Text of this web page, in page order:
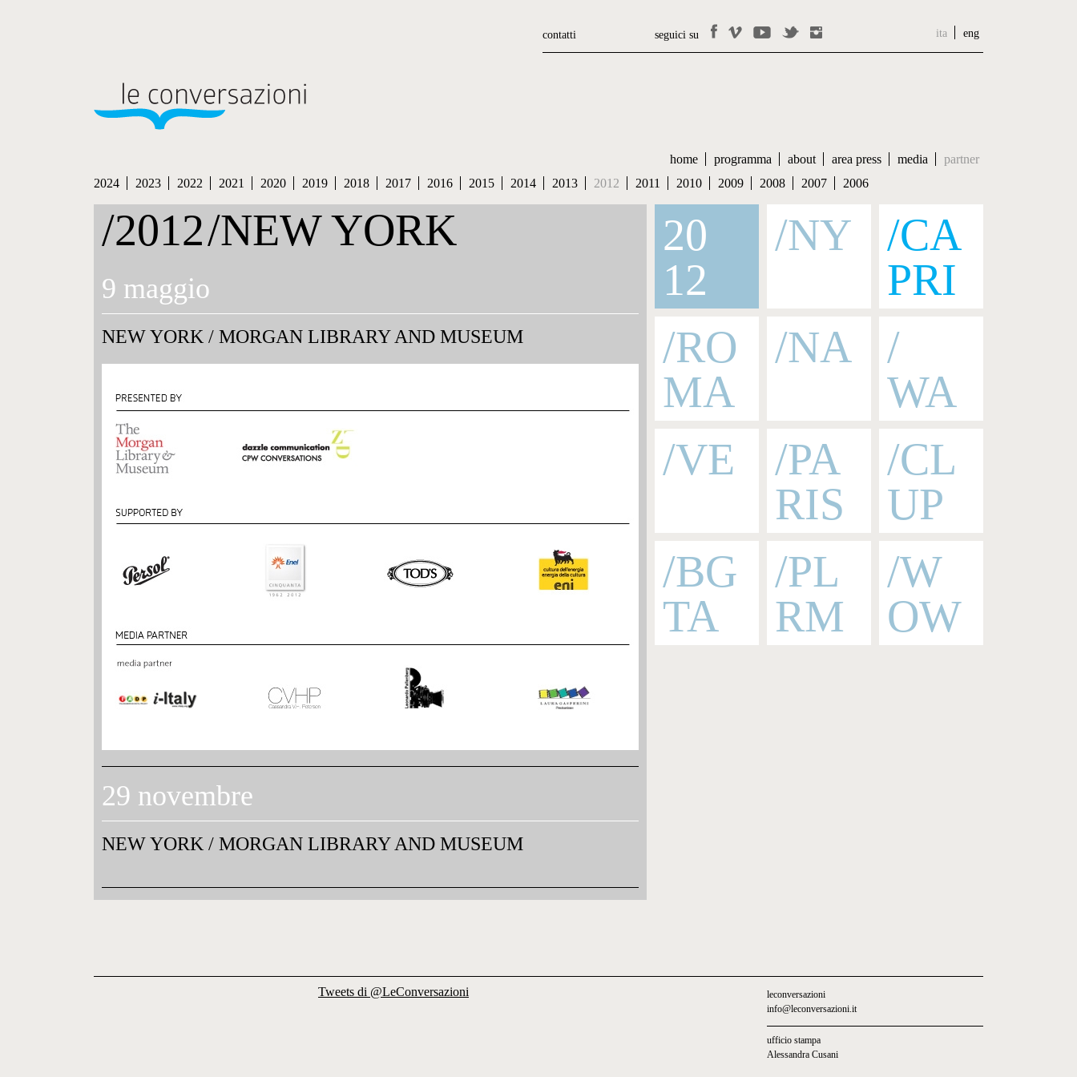
contatti seguici su ita eng
home programma about area press media
partner
2024
2023 2022 2021 2020 2019 2018 2017 2016 2015 2014 2013 2012 2011 2010 2009 2008 2007 2006
/2012/NEW YORK
9 maggio
NEW YORK / MORGAN LIBRARY AND MUSEUM
29 novembre
NEW YORK / MORGAN LIBRARY AND MUSEUM
20
12
/NY
/CA
PRI
/RO
MA
/NA
/
WA
/VE
/PA
RIS
/CL
UP
/BG
TA
/PL
RM
/W
OW
Tweets di @LeConversazioni
leconversazioni
info@leconversazioni.it
ufficio stampa
Alessandra Cusani